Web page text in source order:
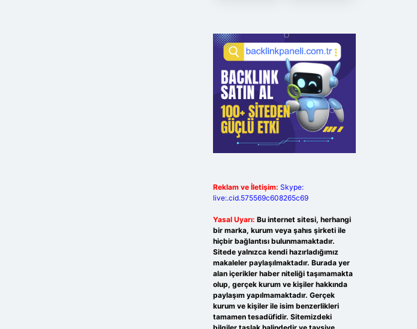
Reklam ve İletişim: Skype:
live:.cid.575569c608265c69
Yasal Uyarı: Bu internet sitesi, herhangi
bir marka, kurum veya şahıs şirketi ile
hiçbir bağlantısı bulunmamaktadır.
Sitede yalnızca kendi hazırladığımız
makaleler paylaşılmaktadır. Burada yer
alan içerikler haber niteliği taşımamakta
olup, gerçek kurum ve kişiler hakkında
paylaşım yapılmamaktadır. Gerçek
kurum ve kişiler ile isim benzerlikleri
tamamen tesadüfidir. Sitemizdeki